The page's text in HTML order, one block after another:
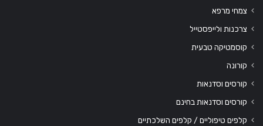
צמחי מרפא
צרכנות ולייפסטייל
קוסמטיקה טבעית
קורונה
קורסים וסדנאות
קורסים וסדנאות בחינם
קלפים טיפוליים / קלפים השלכתיים